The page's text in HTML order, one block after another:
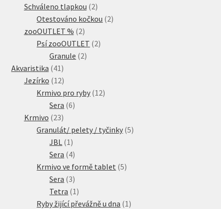
produkty
Schváleno tlapkou 22
produkty
Otestováno kočkou 22
zooOUTLET % 22
produkty
Psí zooOUTLET 22
Granule 22
Akvaristika 41 41
produktů
Jezírko 1212
produktů
Krmivo pro ryby 1212
Sera 66
Krmivo 2323
produktů
Granulát/ pelety / tyčinky 55
JBL 1 1
produkt
Sera 44
produkty
Krmivo ve formě tablet 55
Sera 33
produkty
Tetra 1 1
produkt
Ryby žijící převážně u dna 1 1